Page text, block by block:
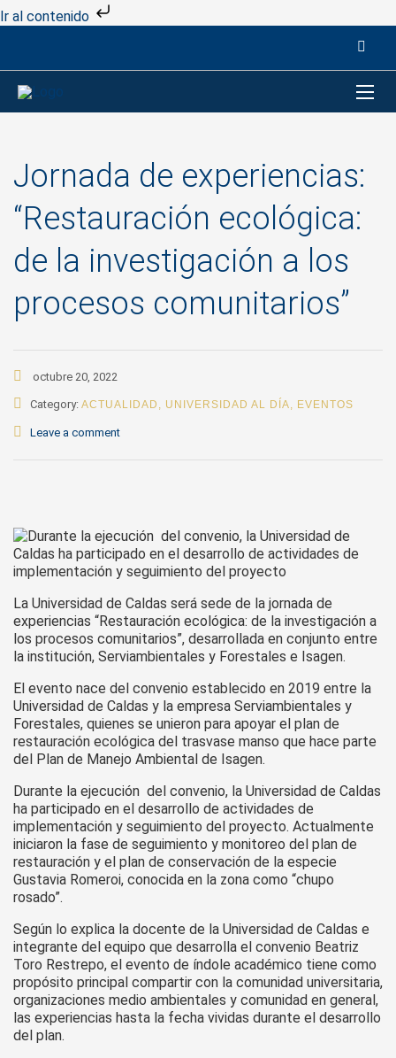
Ir al contenido
Jornada de experiencias:
“Restauración ecológica:
de la investigación a los
procesos comunitarios”
octubre 20, 2022
Category: ACTUALIDAD , UNIVERSIDAD AL DÍA, EVENTOS
Leave a comment
La Universidad de Caldas será sede de la jornada de
experiencias “Restauración ecológica: de la investigación a
los procesos comunitarios”, desarrollada en conjunto entre
la institución, Serviambientales y Forestales e Isagen.
El evento nace del convenio establecido en 2019 entre la
Universidad de Caldas y la empresa Serviambientales y
Forestales, quienes se unieron para apoyar el plan de
restauración ecológica del trasvase manso que hace parte
del Plan de Manejo Ambiental de Isagen.
Durante la ejecución del convenio, la Universidad de Caldas
ha participado en el desarrollo de actividades de
implementación y seguimiento del proyecto. Actualmente
iniciaron la fase de seguimiento y monitoreo del plan de
restauración y el plan de conservación de la especie
Gustavia Romeroi, conocida en la zona como “chupo
rosado”.
Según lo explica la docente de la Universidad de Caldas e
integrante del equipo que desarrolla el convenio Beatriz
Toro Restrepo, el evento de índole académico tiene como
propósito principal compartir con la comunidad universitaria,
organizaciones medio ambientales y comunidad en general,
las experiencias hasta la fecha vividas durante el desarrollo
del plan.